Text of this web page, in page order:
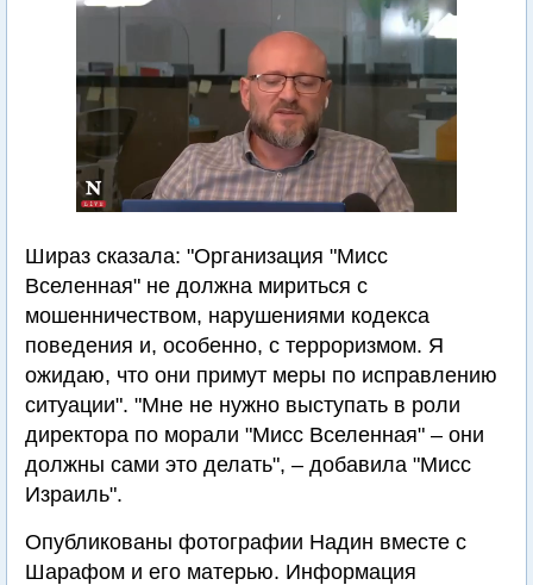
Шираз сказала: "Организация "Мисс
Вселенная" не должна мириться с
мошенничеством, нарушениями кодекса
поведения и, особенно, с терроризмом. Я
ожидаю, что они примут меры по исправлению
ситуации". "Мне не нужно выступать в роли
директора по морали "Мисс Вселенная" – они
должны сами это делать", – добавила "Мисс
Израиль".
Опубликованы фотографии Надин вместе с
Шарафом и его матерью. Информация